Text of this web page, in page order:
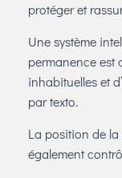
protéger et
Une système
permanence est
inhabituelles et
par texto.
La position de la
également